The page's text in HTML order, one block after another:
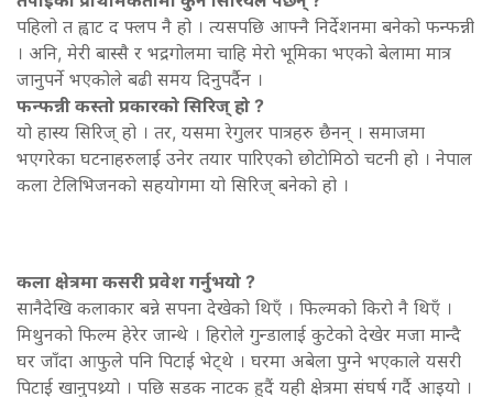
पहिलो त ह्वाट द फ्लप नै हो । त्यसपछि आफ्नै निर्देशनमा बनेको फन्फन्नी
। अनि, मेरी बास्सै र भद्रगोलमा चाहि मेरो भूमिका भएको बेलामा मात्र
जानुपर्ने भएकोले बढी समय दिनुपर्दैन ।
फन्फन्नी कस्तो प्रकारको सिरिज् हो ?
यो हास्य सिरिज् हो । तर, यसमा रेगुलर पात्रहरु छैनन् । समाजमा
भएगरेका घटनाहरुलाई उनेर तयार पारिएको छोटोमिठो चटनी हो । नेपाल
कला टेलिभिजनको सहयोगमा यो सिरिज् बनेको हो ।
कला क्षेत्रमा कसरी प्रवेश गर्नुभयो ?
सानैदेखि कलाकार बन्ने सपना देखेको थिएँ । फिल्मको किरो नै थिएँ ।
मिथुनको फिल्म हेरेर जान्थे । हिरोले गुन्डालाई कुटेको देखेर मजा मान्दै
घर जाँदा आफुले पनि पिटाई भेट्थे । घरमा अबेला पुग्ने भएकाले यसरी
पिटाई खानुपथ्र्यो । पछि सडक नाटक हुदैं यही क्षेत्रमा संघर्ष गर्दै आइयो ।